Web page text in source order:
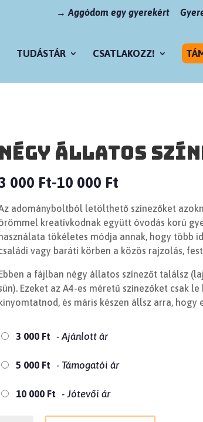
→ Aggódom egy gyerekért
TUDÁSTÁR CSATLAKOZZ!
Négy állatos
000 Ft 10 000 Ft
adományboltból letölthető színezőket
kreatívkodnak együtt óvodás korú
használata tökéletes módja annak, hogy több
vagy baráti körben a közös rajzolás,
a fájlban négy állatos színezőt találsz
Ezeket az A4-es méretű színezőket csak
kinyomtatnod, és máris készen állsz arra, hogy
3 000 Ft - Ajánlott ár
5 000 Ft - Támogatói ár
10 000 Ft - Jótevői ár